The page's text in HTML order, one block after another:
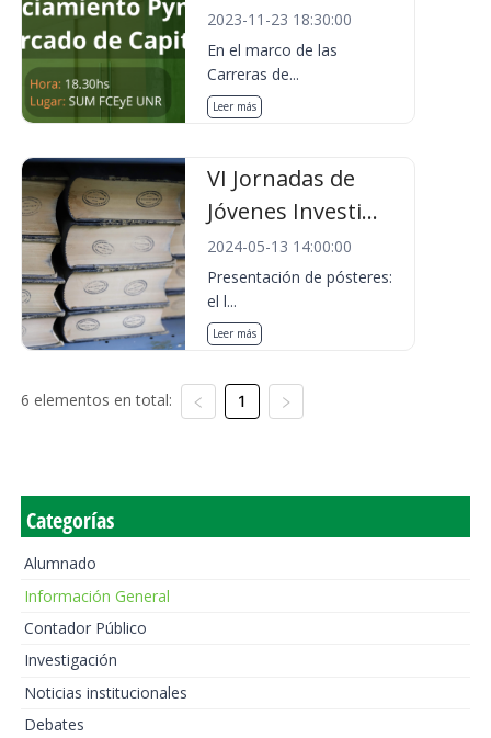
2023-11-23 18:30:00
En el marco de las
Carreras de...
Leer más
VI Jornadas de
Jóvenes Investi...
2024-05-13 14:00:00
Presentación de pósteres:
el l...
Leer más
6 elementos en total: 1
Categorías
Alumnado
Información General
Contador Público
Investigación
Noticias institucionales
Debates